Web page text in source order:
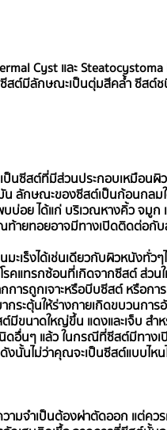
Cyst และ
ซีสต์มีลักษณะเป็นตุ่มสีคล้ำ ซีสต์
นซีสต์ที่มีส่วนประกอบเหมือน
น ลักษณะของซีสต์เป็นก้อนกล
อย ได้แก่ บริเวณหางคิ้ว จมูก
ท้ายทอยอาจมีทางเปิดติดต่อกั
ะเร็งได้เช่นเดียวกับผิวหนังทั่ว
คแทรกซ้อนที่เกิดจากซีสต์ ส่วน
ารถูกเจาะหรือบีบซีสต์ หรือกา
ะตุ้นให้ร่างกายเกิดขบวนการอั
มีขนาดใหญ่ขึ้น แดงและเจ็บ สำ
นิดอื่นๆ แล้ว ในกรณีที่ซีสต์มีทา
นั้นไม่ว่าคุณจะเป็นซีสต์แบบไหน
ามจำเป็นต้องผ่าตัดออก แต่คว